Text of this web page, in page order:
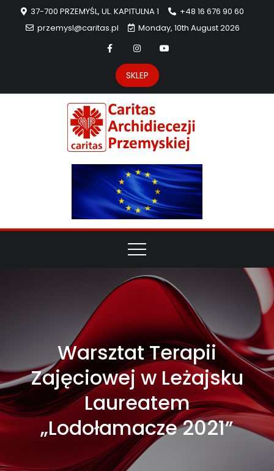
37-700 PRZEMYŚL, UL. KAPITULNA 1
+48 16 676 90 60
przemysl@caritas.pl
Monday, 10th August 2026
SKLEP
Warsztat Terapii
Zajęciowej w Leżajsku
Laureatem
„Lodołamacze 2021”